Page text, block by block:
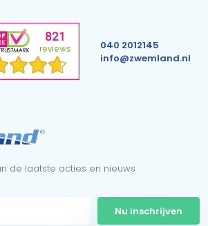
040 2012145
info@zwemland.nl
de laatste acties en nieuws
Nu inschrijven